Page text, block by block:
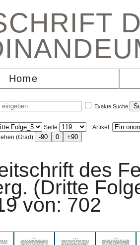
Home
Exakte Suche
Seite
Artikel:
(Grad):
des
(Dritte
von: